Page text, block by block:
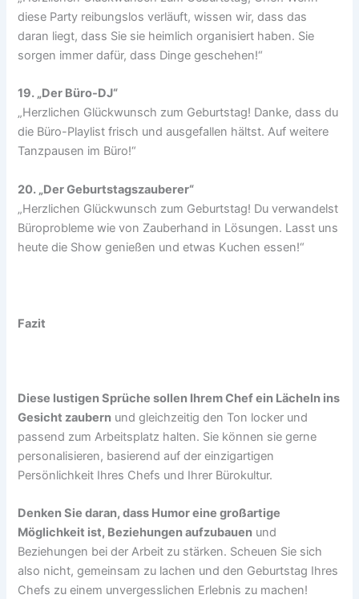
diese Party reibungslos verläuft, wissen wir, dass das
daran liegt, dass Sie sie heimlich organisiert haben. Sie
sorgen immer dafür, dass Dinge geschehen!“
19. „Der Büro-DJ“
„Herzlichen Glückwunsch zum Geburtstag! Danke, dass du
die Büro-Playlist frisch und ausgefallen hältst. Auf weitere
Tanzpausen im Büro!“
20. „Der Geburtstagszauberer“
„Herzlichen Glückwunsch zum Geburtstag! Du verwandelst
Büroprobleme wie von Zauberhand in Lösungen. Lasst uns
heute die Show genießen und etwas Kuchen essen!“
Fazit
Diese lustigen Sprüche sollen Ihrem Chef ein Lächeln ins
Gesicht zaubern und gleichzeitig den Ton locker und
passend zum Arbeitsplatz halten. Sie können sie gerne
personalisieren, basierend auf der einzigartigen
Persönlichkeit Ihres Chefs und Ihrer Bürokultur.
Denken Sie daran, dass Humor eine großartige
Möglichkeit ist, Beziehungen aufzubauen und
Beziehungen bei der Arbeit zu stärken. Scheuen Sie sich
also nicht, gemeinsam zu lachen und den Geburtstag Ihres
Chefs zu einem unvergesslichen Erlebnis zu machen!